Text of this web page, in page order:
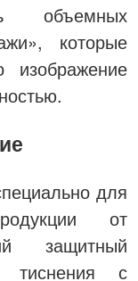
объемных
которые
для
от
защитный
тиснения с